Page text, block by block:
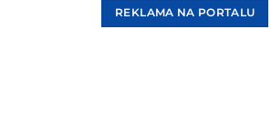
REKLAMA NA PORTALU